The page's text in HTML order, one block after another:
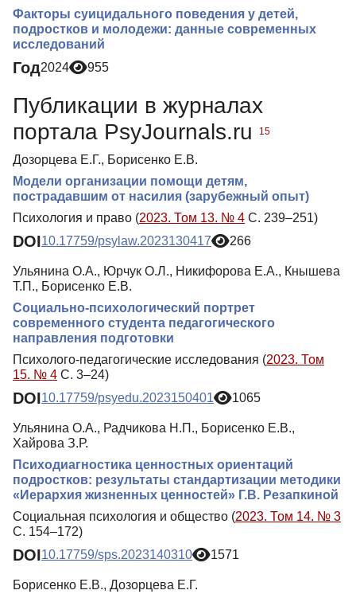
Факторы суицидального поведения у детей,
подростков и молодежи: данные современных
исследований
Год2024 955
Публикации в журналах
портала PsyJournals.ru
15
Дозорцева Е.Г., Борисенко Е.В.
Модели организации помощи детям,
пострадавшим от насилия (зарубежный опыт)
Психология и право (2023. Том 13. № 4 С. 239–251)
DOI10.17759/psylaw.2023130417 266
Ульянина О.А., Юрчук О.Л., Никифорова Е.А., Кнышева
Т.П., Борисенко Е.В.
Социально-психологический портрет
современного студента педагогического
направления подготовки
Психолого-педагогические исследования (2023. Том
15. № 4 С. 3–24)
DOI10.17759/psyedu.2023150401 1065
Ульянина О.А., Радчикова Н.П., Борисенко Е.В.,
Хайрова З.Р.
Психодиагностика ценностных ориентаций
подростков: результаты стандартизации методики
«Иерархия жизненных ценностей» Г.В. Резапкиной
Социальная психология и общество (2023. Том 14. № 3
С. 154–172)
DOI10.17759/sps.2023140310 1571
Борисенко Е.В., Дозорцева Е.Г.